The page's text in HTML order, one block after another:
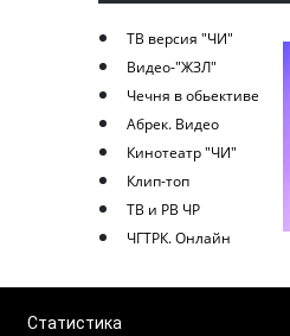
ТВ версия "ЧИ"
Видео-"ЖЗЛ"
Чечня в обьективе
Абрек. Видео
Кинотеатр "ЧИ"
Клип-топ
ТВ и РВ ЧР
ЧГТРК. Онлайн
Статистика